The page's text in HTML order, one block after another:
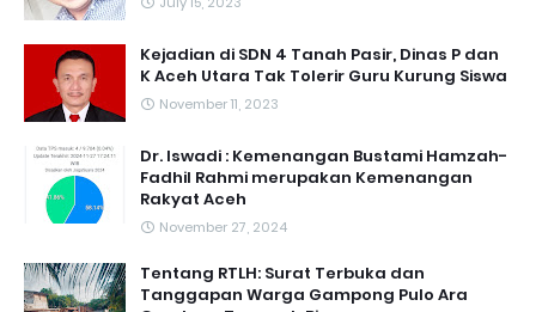
Kejadian di SDN 4 Tanah Pasir, Dinas P dan
K Aceh Utara Tak Tolerir Guru Kurung Siswa
November 11, 2023
Dr. Iswadi : Kemenangan Bustami Hamzah-
Fadhil Rahmi merupakan Kemenangan
Rakyat Aceh
November 27, 2024
Tentang RTLH: Surat Terbuka dan
Tanggapan Warga Gampong Pulo Ara